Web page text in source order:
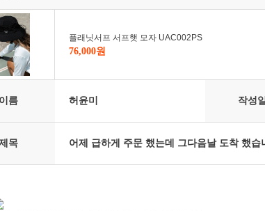
플래닛서프 서프햇 모자 UAC002PS
76,000원
이름 허윤미 작성일
목 어제 급하게 주문 했는데 그다음날 도착 했습